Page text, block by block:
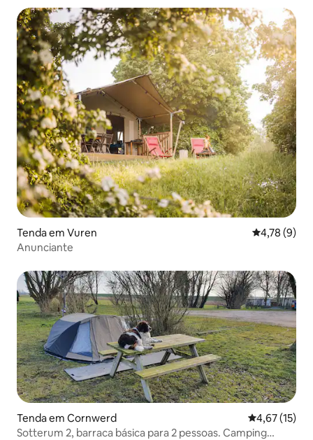
Tenda em Vuren
4,78 (9)
Anunciante
Tenda em Cornwerd Classificação
4,67 (15)
Sotterum 2, barraca básica para 2 pessoas. Camping